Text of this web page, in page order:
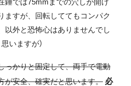
錘では75mmまでの穴しか開け
ますが、回転しててもコンパク
以外と恐怖心はありませんでし
いますが）
っかりと固定して、両手で電動
が安全、確実だと思います。 必